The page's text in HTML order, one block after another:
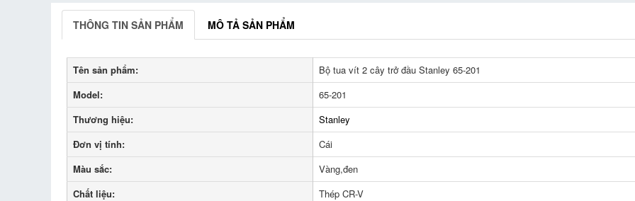
THÔNG TIN SẢN PHẨM MÔ TẢ SẢN PHẨM
Tên sản phẩm:
Bộ tua vít 2 cây trở đầu Stanley 65-201
Model:
65-201
Thương hiệu:
Stanley
Đơn vị tính:
Cái
Màu sắc:
Vàng,đen
Chất liệu:
Thép CR-V